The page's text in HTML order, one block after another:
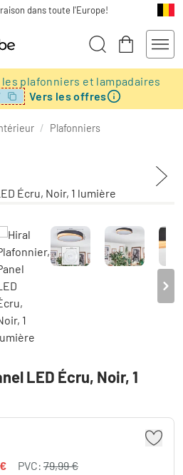
dans toute l'Europe!
les plafonniers et lampadaires
Vers les offres
/ Plafonniers
LED Écru, Noir, 1
PVC: 79,99 €